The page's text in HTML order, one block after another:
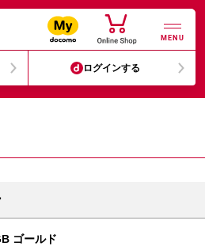
MENU
ログインする
ゴールド